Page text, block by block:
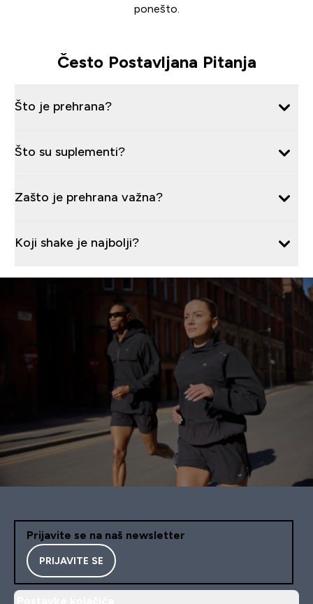
ponešto.
Često Postavljana Pitanja
Što je prehrana?
Što su suplementi?
Zašto je prehrana važna?
Koji shake je najbolji?
Prijavite se na naš newsletter
PRIJAVITE SE